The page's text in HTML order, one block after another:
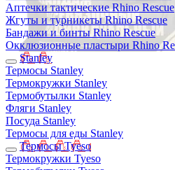
Аптечки тактические Rhino Rescue
Жгуты и турникеты Rhino Rescue
Бандажи и бинты Rhino Rescue
Окклюзионные пластыри Rhino
Stanley
Термосы Stanley
Термокружки Stanley
Термобутылки Stanley
Фляги Stanley
Посуда Stanley
Термосы для еды Stanley
Термосы Tyeso
Термокружки Tyeso